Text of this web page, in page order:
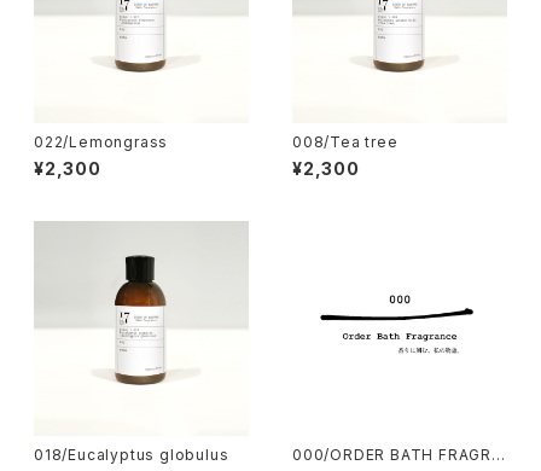
022/Lemongrass
¥2,300
008/Tea tree
¥2,300
018/Eucalyptus globulus
000/ORDER BATH FRAGRA